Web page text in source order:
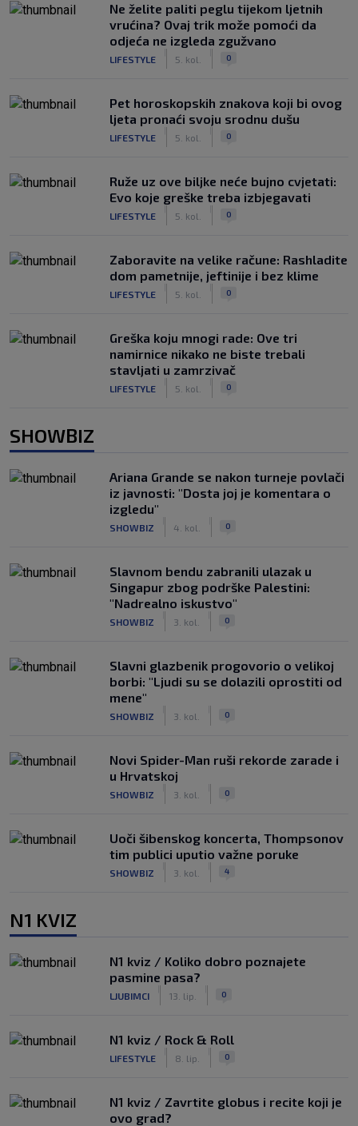
Ne želite paliti peglu tijekom ljetnih
vrućina? Ovaj trik može pomoći da
odjeća ne izgleda zgužvano
LIFESTYLE 5. kol. 0
Pet horoskopskih znakova koji bi ovog
ljeta pronaći svoju srodnu dušu
LIFESTYLE 5. kol. 0
Ruže uz ove biljke neće bujno cvjetati:
Evo koje greške treba izbjegavati
LIFESTYLE 5. kol. 0
Zaboravite na velike račune: Rashladite
dom pametnije, jeftinije i bez klime
LIFESTYLE 5. kol. 0
Greška koju mnogi rade: Ove tri
namirnice nikako ne biste trebali
stavljati u zamrzivač
LIFESTYLE 5. kol. 0
SHOWBIZ
Ariana Grande se nakon turneje povlači
iz javnosti: "Dosta joj je komentara o
izgledu"
SHOWBIZ 4. kol. 0
Slavnom bendu zabranili ulazak u
Singapur zbog podrške Palestini:
"Nadrealno iskustvo"
SHOWBIZ 3. kol. 0
Slavni glazbenik progovorio o velikoj
borbi: "Ljudi su se dolazili oprostiti od
mene"
SHOWBIZ 3. kol. 0
Novi Spider-Man ruši rekorde zarade i
u Hrvatskoj
SHOWBIZ 3. kol. 0
Uoči šibenskog koncerta, Thompsonov
tim publici uputio važne poruke
SHOWBIZ 3. kol. 4
N1 KVIZ
N1 kviz / Koliko dobro poznajete
pasmine pasa?
LJUBIMCI 13. lip. 0
N1 kviz / Rock & Roll
LIFESTYLE 8. lip. 0
N1 kviz / Zavrtite globus i recite koji je
ovo grad?